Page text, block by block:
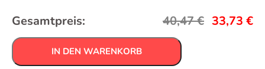
Gesamtpreis: 40,47€ 33,73 €
IN DEN WARENKORB